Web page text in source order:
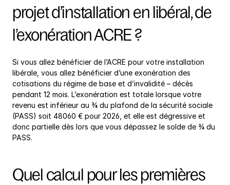
projet d’installation en libéral, de
l’exonération ACRE ?
Si vous allez bénéficier de l’ACRE pour votre installation
libérale, vous allez bénéficier d’une exonération des
cotisations du régime de base et d’invalidité – décès
pendant 12 mois. L’exonération est totale lorsque votre
revenu est inférieur au ¾ du plafond de la sécurité sociale
(PASS) soit 48060 € pour 2026, et elle est dégressive et
donc partielle dès lors que vous dépassez le solde de ¾ du
PASS.
Quel calcul pour les premières